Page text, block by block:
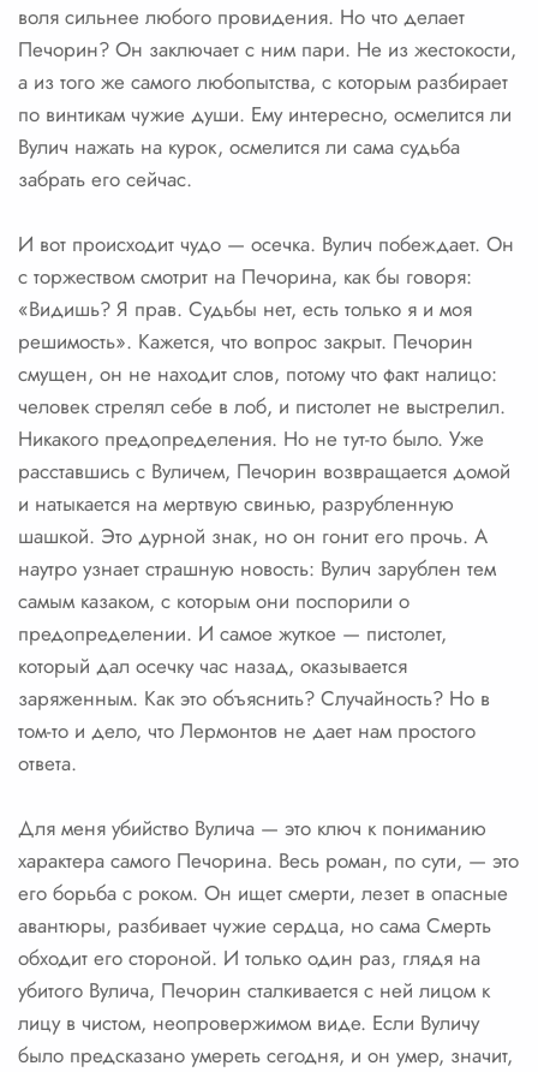
воля сильнее любого провидения. Но что делает
Печорин? Он заключает с ним пари. Не из жестокости,
а из того же самого любопытства, с которым разбирает
по винтикам чужие души. Ему интересно, осмелится ли
Вулич нажать на курок, осмелится ли сама судьба
забрать его сейчас.
И вот происходит чудо — осечка. Вулич побеждает. Он
с торжеством смотрит на Печорина, как бы говоря:
«Видишь? Я прав. Судьбы нет, есть только я и моя
решимость». Кажется, что вопрос закрыт. Печорин
смущен, он не находит слов, потому что факт налицо:
человек стрелял себе в лоб, и пистолет не выстрелил.
Никакого предопределения. Но не тут-то было. Уже
расставшись с Вуличем, Печорин возвращается домой
и натыкается на мертвую свинью, разрубленную
шашкой. Это дурной знак, но он гонит его прочь. А
наутро узнает страшную новость: Вулич зарублен тем
самым казаком, с которым они поспорили о
предопределении. И самое жуткое — пистолет,
который дал осечку час назад, оказывается
заряженным. Как это объяснить? Случайность? Но в
том-то и дело, что Лермонтов не дает нам простого
ответа.
Для меня убийство Вулича — это ключ к пониманию
характера самого Печорина. Весь роман, по сути, — это
его борьба с роком. Он ищет смерти, лезет в опасные
авантюры, разбивает чужие сердца, но сама Смерть
обходит его стороной. И только один раз, глядя на
убитого Вулича, Печорин сталкивается с ней лицом к
лицу в чистом, неопровержимом виде. Если Вуличу
было предсказано умереть сегодня, и он умер, значит,